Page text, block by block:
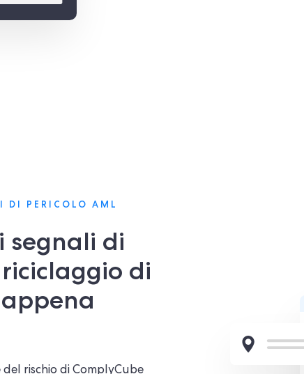
DI PERICOLO AML
segnali di
di
rischio di ComplyCube